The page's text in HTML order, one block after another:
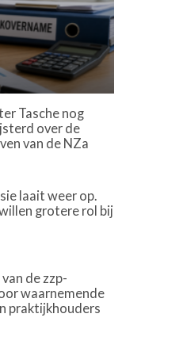
Tasche nog
over de
van de NZa
laait weer op.
grotere rol bij
de zzp-
waarnemende
praktijkhouders